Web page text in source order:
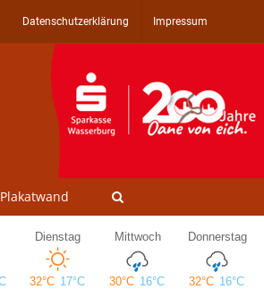
Datenschutzerklärung Impressum
Plakatwand